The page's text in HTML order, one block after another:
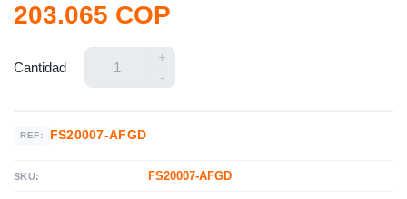
203.065 COP
Cantidad
+
-
REF: FS20007-AFGD
SKU: FS20007-AFGD